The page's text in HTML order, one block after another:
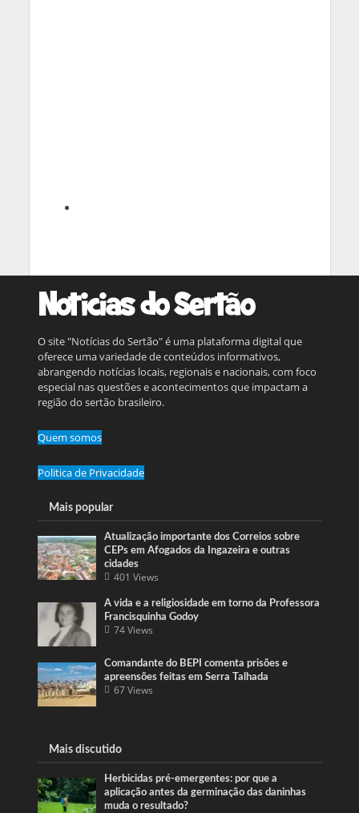
O site "Notícias do Sertão" é uma plataforma digital que
oferece uma variedade de conteúdos informativos,
abrangendo notícias locais, regionais e nacionais, com foco
especial nas questões e acontecimentos que impactam a
região do sertão brasileiro.
Quem somos
Politica de Privacidade
Mais popular
Atualização importante dos Correios sobre
CEPs em Afogados da Ingazeira e outras
cidades
401 Views
A vida e a religiosidade em torno da Professora
Francisquinha Godoy
74 Views
Comandante do BEPI comenta prisões e
apreensões feitas em Serra Talhada
67 Views
Mais discutido
Herbicidas pré-emergentes: por que a
aplicação antes da germinação das daninhas
muda o resultado?